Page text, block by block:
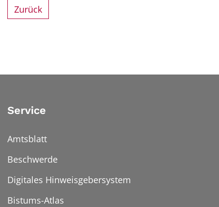
Zurück
Service
Amtsblatt
Beschwerde
Digitales Hinweisgebersystem
Bistums-Atlas